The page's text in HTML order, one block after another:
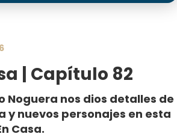
| Capítulo 82
Noguera nos dios detalles de
y nuevos personajes en esta
Casa.